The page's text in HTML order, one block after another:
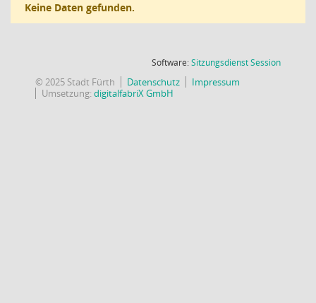
Keine Daten gefunden.
Software:SitzungsdienstSession(Wird in
© 2025 Stadt Fürth Datenschutz
Impressum
Umsetzung:digitalfabriX GmbH